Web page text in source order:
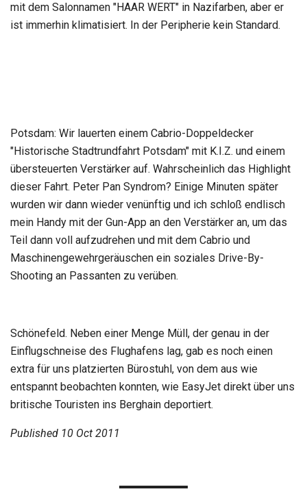
mit dem Salonnamen "HAAR WERT" in Nazifarben, aber er
ist immerhin klimatisiert. In der Peripherie kein Standard.
Potsdam: Wir lauerten einem Cabrio-Doppeldecker
"Historische Stadtrundfahrt Potsdam" mit K.I.Z. und einem
übersteuerten Verstärker auf. Wahrscheinlich das Highlight
dieser Fahrt. Peter Pan Syndrom? Einige Minuten später
wurden wir dann wieder venünftig und ich schloß endlisch
mein Handy mit der Gun-App an den Verstärker an, um das
Teil dann voll aufzudrehen und mit dem Cabrio und
Maschinengewehrgeräuschen ein soziales Drive-By-
Shooting an Passanten zu verüben.
Schönefeld. Neben einer Menge Müll, der genau in der
Einflugschneise des Flughafens lag, gab es noch einen
extra für uns platzierten Bürostuhl, von dem aus wie
entspannt beobachten konnten, wie EasyJet direkt über uns
britische Touristen ins Berghain deportiert.
Published 10 Oct 2011